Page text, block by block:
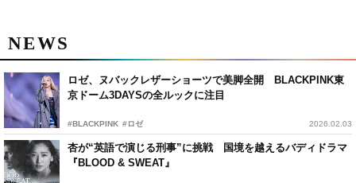
NEWS
ロゼ、ヌバックレザーショーツで美脚全開 BLACKPINK東
京ドーム3DAYSの全ルックに注目
#BLACKPINK #ロゼ 2026.02.03
杏が“英語で演じる刑事”に挑戦 国境を越えるバディドラマ
『BLOOD & SWEAT』